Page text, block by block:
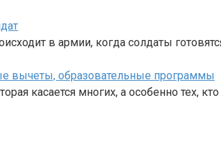
в армии, когда солдаты
вычеты, образовательные программы
касается многих, а особенно тех, кто